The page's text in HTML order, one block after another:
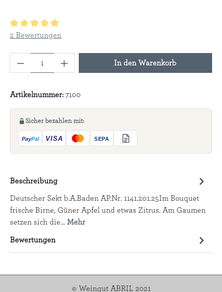
Durchschnittliche Bewertung von 5 von 5 Sternen
2 Bewertungen
Produkt Anzahl: Gib den gewünschten Wert
In den Warenkorb
Artikelnummer: 7100
Sicher bezahlen mit:
Beschreibung
Deutscher Sekt b.A.Baden AP.Nr. 1141.201.25Im Bouquet
frische Birne, Güner Apfel und etwas Zitrus. Am Gaumen
setzen sich die… Mehr
Bewertungen
© Weingut ABRIL 2021